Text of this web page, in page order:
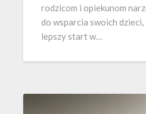
rodzicom i opiekunom
do wsparcia swoich dzieci,
lepszy start w…